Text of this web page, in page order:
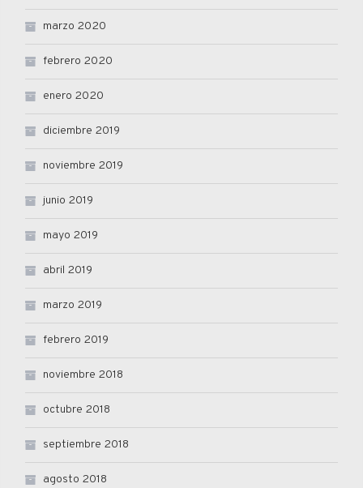
marzo 2020
febrero 2020
enero 2020
diciembre 2019
noviembre 2019
junio 2019
mayo 2019
abril 2019
marzo 2019
febrero 2019
noviembre 2018
octubre 2018
septiembre 2018
agosto 2018